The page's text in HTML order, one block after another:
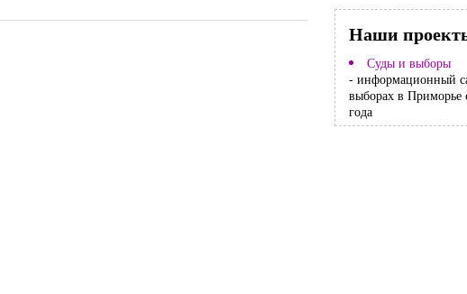
Наши
Суды и выборы
- информационный
выборах в Приморье
года